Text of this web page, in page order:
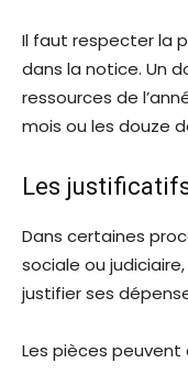
Il faut respecter la
dans la notice. Un
ressources de
mois ou les douze
Les
Dans certaines
sociale ou
justifier ses
Les pièces peuvent